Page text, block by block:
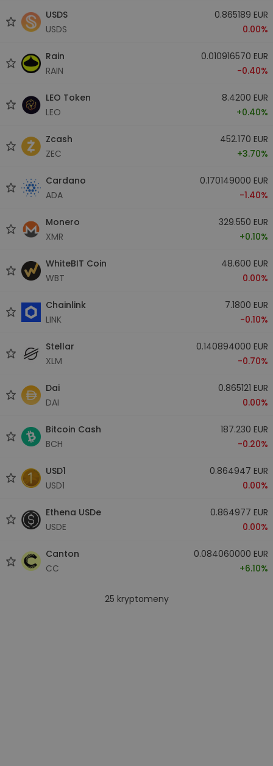
USDS
USDS
0.865189 EUR
0.00%
Rain
RAIN
0.010916570 EUR
-0.40%
LEO Token
LEO
8.4200 EUR
+0.40%
Zcash
ZEC
452.170 EUR
+3.70%
Cardano
ADA
0.170149000 EUR
-1.40%
Monero
XMR
329.550 EUR
+0.10%
WhiteBIT Coin
WBT
48.600 EUR
0.00%
Chainlink
LINK
7.1800 EUR
-0.10%
Stellar
XLM
0.140894000 EUR
-0.70%
Dai
DAI
0.865121 EUR
0.00%
Bitcoin Cash
BCH
187.230 EUR
-0.20%
USD1
USD1
0.864947 EUR
0.00%
Ethena USDe
USDE
0.864977 EUR
0.00%
Canton
CC
0.084060000 EUR
+6.10%
25 kryptomeny